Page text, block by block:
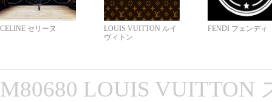
CELINE セリーヌ
LOUIS VUITTON ルイ
ヴィトン
FENDI フェンディ
M80680 LOUIS VUITTON